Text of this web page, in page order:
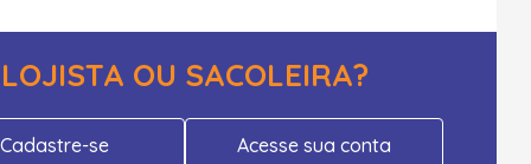
LOJISTA OU SACOLEIRA?
Cadastre-se Acesse sua conta